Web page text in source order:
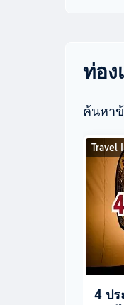
ท่อง
ค้นหา
Travel
4 ป